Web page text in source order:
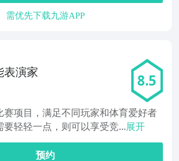
需优先下载九游APP
表演家 8.5
赛项目，满足不同玩家和体育爱好者
要轻轻一点，则可以享受竞...展开
预约